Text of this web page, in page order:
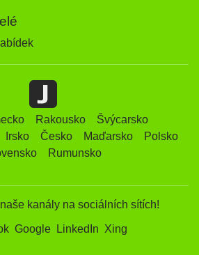
Rakousko
Švýcarsko
Irsko Česko Maďarsko
Polsko
Rumunsko
kanály na sociálních sítích!
Google LinkedIn Xing